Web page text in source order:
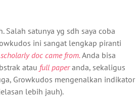
satunya yg sdh saya coba
ini sangat lengkap piranti
doc came from.Anda bisa
atau full paperanda, sekaligus
Growkudos mengenalkan indikator
lebih jauh).